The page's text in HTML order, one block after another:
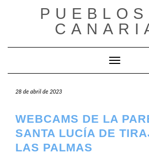
Cambiar
28 de abril de 2023
WEBCAMS DE LA
SANTA LUCÍA DE
LAS PALMAS